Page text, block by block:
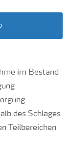
im Bestand
des Schlages
Teilbereichen